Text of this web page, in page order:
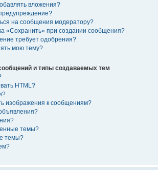
вложения?
на сообщения модератору?
«Сохранить» при создании сообщения?
требует одобрения?
мою тему?
и типы создаваемых тем
HTML?
изображения к сообщениям?
темы?
темы?